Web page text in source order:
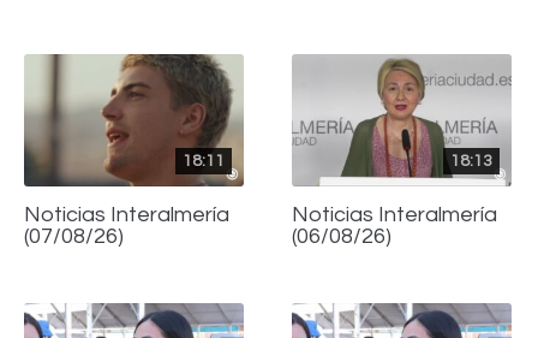
18:11
Noticias Interalmería
(07/08/26)
18:13
Noticias Interalmería
(06/08/26)